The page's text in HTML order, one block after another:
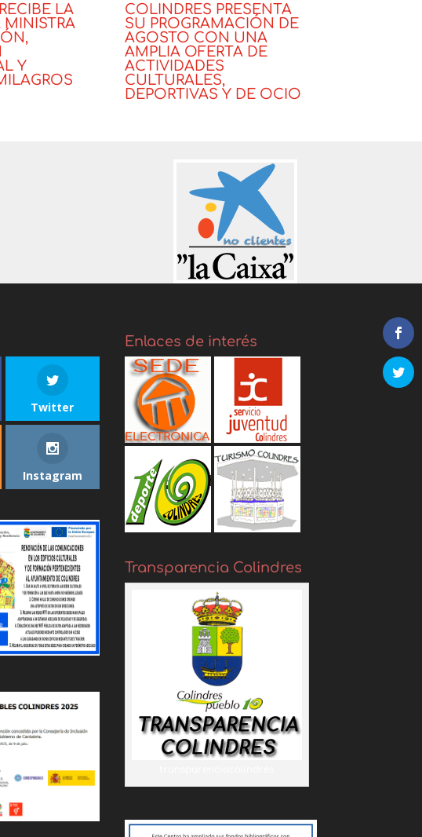
LA
MINISTRA
Y
COLINDRES PRESENTA
SU PROGRAMACIÓN DE
AGOSTO CON UNA
AMPLIA OFERTA DE
ACTIVIDADES
CULTURALES,
DEPORTIVAS Y DE OCIO
Twitter
Instagram
Enlaces de interés
Transparencia Colindres